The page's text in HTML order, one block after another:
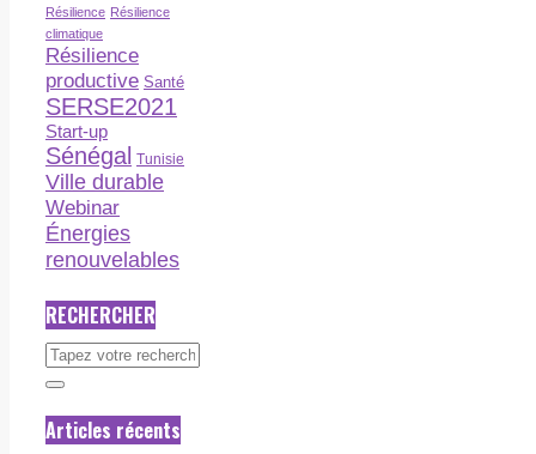
Résilience Résilience
climatique
Résilience
productive Santé
SERSE2021
Start-up
Sénégal Tunisie
Ville durable
Webinar
Énergies
renouvelables
RECHERCHER
Articles récents